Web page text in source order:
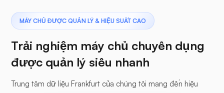
MÁY CHỦ ĐƯỢC QUẢN LÝ & HIỆU SUẤT CAO
Trải nghiệm máy chủ chuyên dụng
được quản lý siêu nhanh
Trung tâm dữ liệu Frankfurt của chúng tôi mang đến hiệu